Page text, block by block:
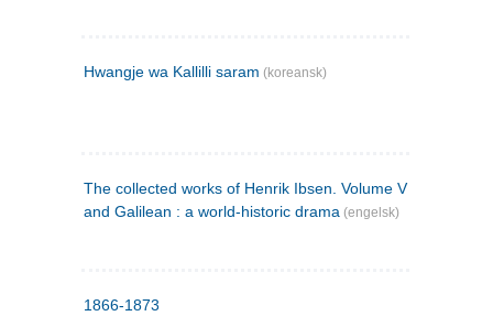
Hwangje wa Kallilli saram (koreansk)
The collected works of Henrik Ibsen. Volume V : Emperor
and Galilean : a world-historic drama (engelsk)
1866-1873